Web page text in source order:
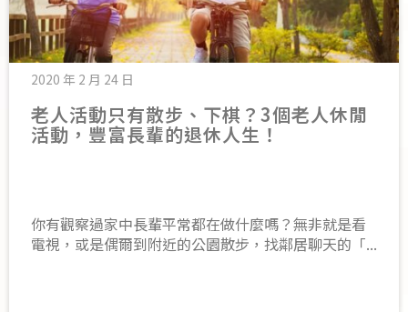
2020 年 2 月 24 日
老人活動只有散步、下棋？3個老人休閒
活動，豐富長輩的退休人生！
你有觀察過家中長輩平常都在做什麼嗎？無非就是看
電視，或是偶爾到附近的公園散步，找鄰居聊天的「...